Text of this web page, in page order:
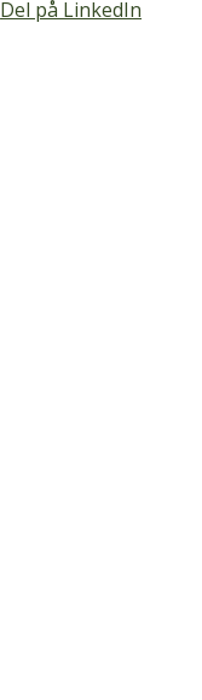
Del på LinkedIn